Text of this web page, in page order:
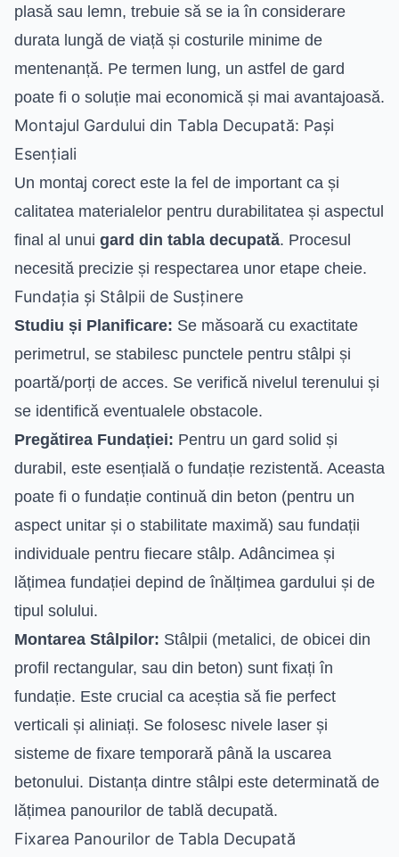
plasă sau lemn, trebuie să se ia în considerare
durata lungă de viață și costurile minime de
mentenanță. Pe termen lung, un astfel de gard
poate fi o soluție mai economică și mai avantajoasă.
Montajul Gardului din Tabla Decupată: Pași
Esențiali
Un montaj corect este la fel de important ca și
calitatea materialelor pentru durabilitatea și aspectul
final al unui gard din tabla decupată. Procesul
necesită precizie și respectarea unor etape cheie.
Fundația și Stâlpii de Susținere
Studiu și Planificare: Se măsoară cu exactitate
perimetrul, se stabilesc punctele pentru stâlpi și
poartă/porți de acces. Se verifică nivelul terenului și
se identifică eventualele obstacole.
Pregătirea Fundației: Pentru un gard solid și
durabil, este esențială o fundație rezistentă. Aceasta
poate fi o fundație continuă din beton (pentru un
aspect unitar și o stabilitate maximă) sau fundații
individuale pentru fiecare stâlp. Adâncimea și
lățimea fundației depind de înălțimea gardului și de
tipul solului.
Montarea Stâlpilor: Stâlpii (metalici, de obicei din
profil rectangular, sau din beton) sunt fixați în
fundație. Este crucial ca aceștia să fie perfect
verticali și aliniați. Se folosesc nivele laser și
sisteme de fixare temporară până la uscarea
betonului. Distanța dintre stâlpi este determinată de
lățimea panourilor de tablă decupată.
Fixarea Panourilor de Tabla Decupată